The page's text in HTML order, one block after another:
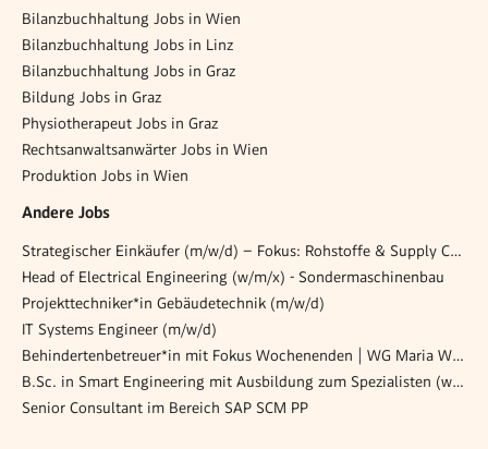
Bilanzbuchhaltung Jobs in Wien
Bilanzbuchhaltung Jobs in Linz
Bilanzbuchhaltung Jobs in Graz
Bildung Jobs in Graz
Physiotherapeut Jobs in Graz
Rechtsanwaltsanwärter Jobs in Wien
Produktion Jobs in Wien
Andere Jobs
Strategischer Einkäufer (m/w/d) – Fokus: Rohstoffe & Supply Chain
Head of Electrical Engineering (w/m/x) - Sondermaschinenbau
Projekttechniker*in Gebäudetechnik (m/w/d)
IT Systems Engineer (m/w/d)
Behindertenbetreuer*in mit Fokus Wochenenden | WG Maria Wald
B.Sc. in Smart Engineering mit Ausbildung zum Spezialisten (w/m/d)
Senior Consultant im Bereich SAP SCM PP